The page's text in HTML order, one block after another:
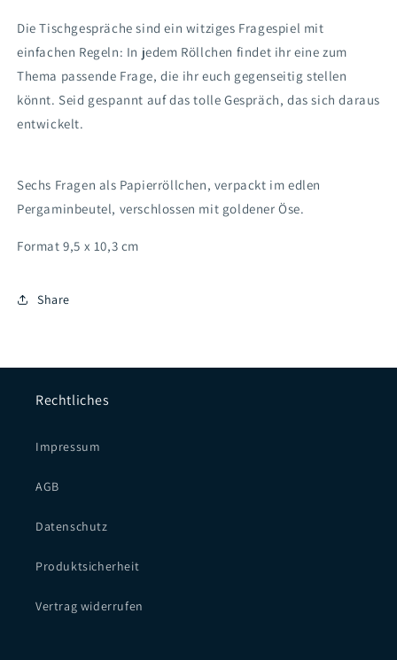
Die Tischgespräche sind ein witziges Fragespiel mit
einfachen Regeln: In jedem Röllchen findet ihr eine zum
Thema passende Frage, die ihr euch gegenseitig stellen
könnt. Seid gespannt auf das tolle Gespräch, das sich daraus
entwickelt.
Sechs Fragen als Papierröllchen, verpackt im edlen
Pergaminbeutel, verschlossen mit goldener Öse.
Format 9,5 x 10,3 cm
Share
Rechtliches
Impressum
AGB
Datenschutz
Produktsicherheit
Vertrag widerrufen